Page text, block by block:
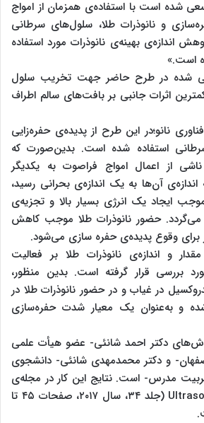
شده است با استفاده‌ی همزمان از امواج
و نانوذرات طلا، سلول‌های سرطانی
اندازه‌ی بهینه‌ی نانوذرات مورد استفاده
است.»
شده در طرح حاضر جهت تخریب سلول
اثرات جانبی بر بافت‌های سالم اطراف
نانو؛در این طرح از پدیده‌ی حفره‌زایی
استفاده شده است. بدین‌صورت که
از اعمال امواج فراصوت به یکدیگر
اندازه‌ی آن‌ها به یک اندازه‌ی بحرانی رسید،
ایجاد یک انرژی بسیار بالا و تجزیه‌ی
می‌گردد. حضور نانوذرات طلا موجب کاهش
برای وقوع پدیده‌ی حفره سازی می‌شود.
و اندازه‌ی نانوذرات طلا بر فعالیت
بررسی قرار گرفته است. بدین منظور،
در غیاب و در حضور نانوذرات طلا در
شده و به‌عنوان یک معیار شدت حفره‌سازی
دکتر احمد شانئی- عضو هیأت علمی
و دکتر محمدمهدی شانئی- دانشجوی
مدرس- است. نتایج این کار در مجله‌ی
Ultrasonics Sonochemistry (جلد ۳۴، سال ۲۰۱۷، صفحات ۴۵ تا